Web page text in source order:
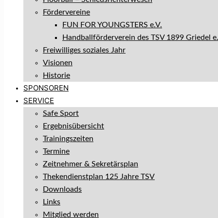
Fördervereine
FUN FOR YOUNGSTERS e.V.
Handballförderverein des TSV 1899 Griedel
Freiwilliges soziales Jahr
Visionen
Historie
SPONSOREN
SERVICE
Safe Sport
Ergebnisübersicht
Trainingszeiten
Termine
Zeitnehmer & Sekretärsplan
Thekendienstplan 125 Jahre TSV
Downloads
Links
Mitglied werden